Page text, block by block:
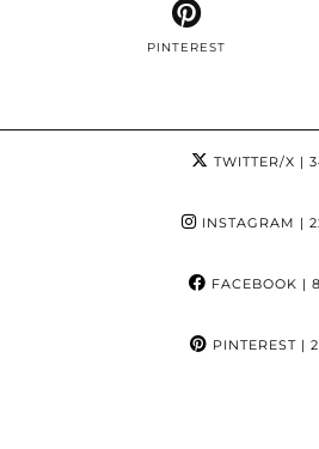
PINTEREST
TWITTER/X |
INSTAGRAM |
FACEBOOK |
PINTEREST|